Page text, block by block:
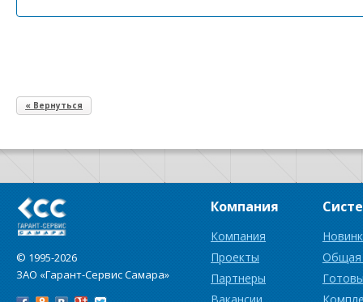
« Вернуться
© 1995-2026
ЗАО «Гарант-Сервис Самара»
Компания
Компания
Проекты
Партнеры
Общая